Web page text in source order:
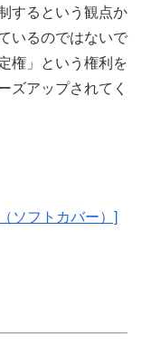
するという観点か
いるのではないで
権」という権利を
ズアップされてく
ソフトカバー）]